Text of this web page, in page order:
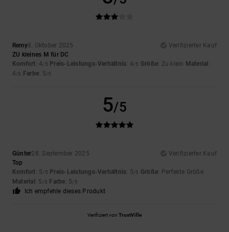
Remy8. Oktober 2025
Verifizierter Kauf
ZU kleines M für DC
Komfort: 4/5 Preis-Leistungs-Verhältnis: 4/5 Größe: Zu klein Material :
4/5 Farbe: 5/5
5/5
Günter28. September 2025
Verifizierter Kauf
Top
Komfort: 5/5 Preis-Leistungs-Verhältnis: 5/5 Größe: Perfekte Größe
Material : 5 /5 Farbe: 5/5
Ich empfehle dieses Produkt
Verifiziert von TrustVille